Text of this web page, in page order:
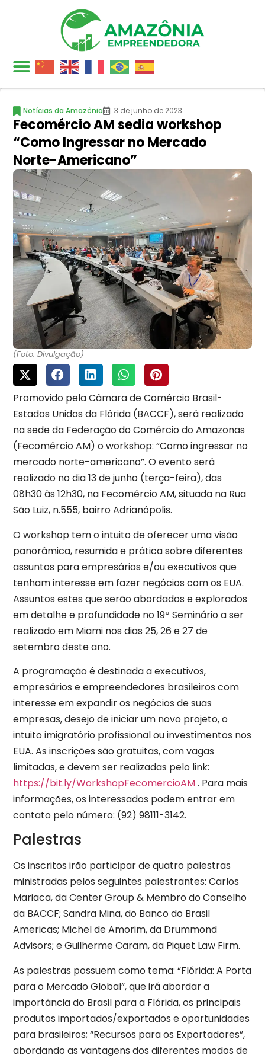
Notícias da Amazônia 3 de junho de 2023
Fecomércio AM sedia workshop
“Como Ingressar no Mercado
Norte-Americano”
(Foto: Divulgação)
Promovido pela Câmara de Comércio Brasil-
Estados Unidos da Flórida (BACCF), será realizado
na sede da Federação do Comércio do Amazonas
(Fecomércio AM) o workshop: “Como ingressar no
mercado norte-americano”. O evento será
realizado no dia 13 de junho (terça-feira), das
08h30 às 12h30, na Fecomércio AM, situada na Rua
São Luiz, n.555, bairro Adrianópolis.
O workshop tem o intuito de oferecer uma visão
panorâmica, resumida e prática sobre diferentes
assuntos para empresários e/ou executivos que
tenham interesse em fazer negócios com os EUA.
Assuntos estes que serão abordados e explorados
em detalhe e profundidade no 19º Seminário a ser
realizado em Miami nos dias 25, 26 e 27 de
setembro deste ano.
A programação é destinada a executivos,
empresários e empreendedores brasileiros com
interesse em expandir os negócios de suas
empresas, desejo de iniciar um novo projeto, o
intuito imigratório profissional ou investimentos nos
EUA. As inscrições são gratuitas, com vagas
limitadas, e devem ser realizadas pelo link:
https://bit.ly/WorkshopFecomercioAM. Para mais
informações, os interessados podem entrar em
contato pelo número: (92) 98111-3142.
Palestras
Os inscritos irão participar de quatro palestras
ministradas pelos seguintes palestrantes: Carlos
Mariaca, da Center Group & Membro do Conselho
da BACCF; Sandra Mina, do Banco do Brasil
Americas; Michel de Amorim, da Drummond
Advisors; e Guilherme Caram, da Piquet Law Firm.
As palestras possuem como tema: “Flórida: A Porta
para o Mercado Global”, que irá abordar a
importância do Brasil para a Flórida, os principais
produtos importados/exportados e oportunidades
para brasileiros; “Recursos para os Exportadores”,
abordando as vantagens dos diferentes modos de